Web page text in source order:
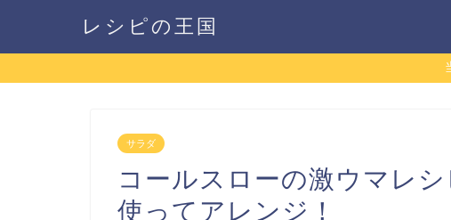
レシピの王国
サラダ
コールスローの激ウマレ
使ってアレンジ！